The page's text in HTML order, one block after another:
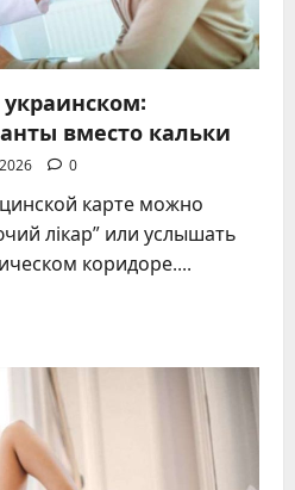
вместо кальки
0
карте можно
лікар” или услышать
коридоре....